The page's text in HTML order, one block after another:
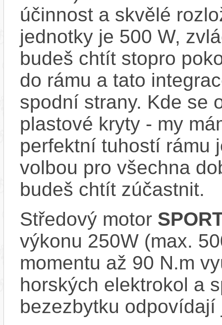
účinnost a skvělé
jednotky je 500 W,
budeš chtít stopro
do rámu a tato
spodní strany. Kde se
plastové kryty - my
perfektní tuhostí rámu
volbou pro všechna
budeš chtít zúčastnit.
Středový motor
výkonu 250W (max.
momentu až 90 N.m
horských elektrokol a
bezezbytku odpovídají